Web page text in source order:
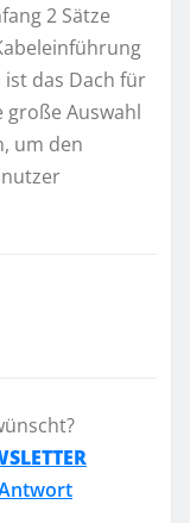
2 Sätze
das Dach für
Auswahl
um den